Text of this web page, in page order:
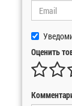
Оценить